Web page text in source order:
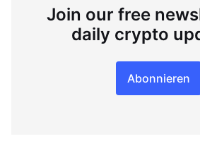
Join our free
daily crypto
Abonnieren